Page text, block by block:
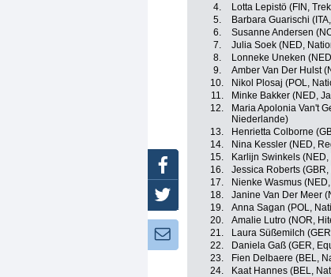
4.
Lotta Lepistö (FIN,
5.
Barbara Guarischi
6.
Susanne Andersen
7.
Julia Soek (NED,
8.
Lonneke Uneken
9.
Amber Van Der Hulst
10.
Nikol Plosaj (POL,
11.
Minke Bakker (NED,
12.
Maria Apolonia Van't
Niederlande)
13. Henrietta Colborne
14.
Nina Kessler (NED,
15.
Karlijn Swinkels
16.
Jessica Roberts
17.
Nienke Wasmus
18.
Janine Van Der Meer
19.
Anna Sagan (POL,
20.
Amalie Lutro (NOR,
21.
Laura Süßemilch
22.
Daniela Gaß (GER,
23.
Fien Delbaere (BEL,
24.
Kaat Hannes (BEL,
Facebook
Twitter
Newsletter: